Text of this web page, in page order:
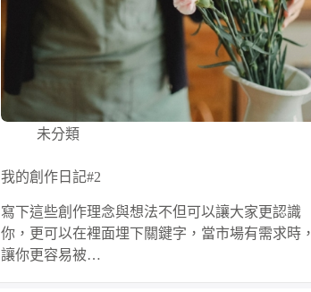
未分類
我的創作日記#2
寫下這些創作理念與想法不但可以讓大家更認識
你，更可以在裡面埋下關鍵字，當市場有需求時，
讓你更容易被…